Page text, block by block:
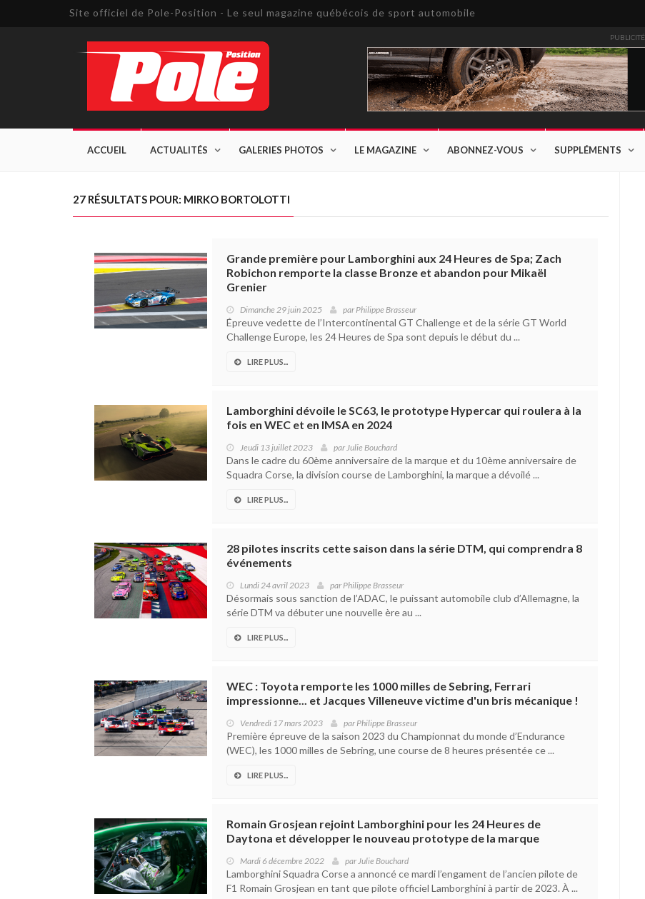
Site officiel de Pole-Position - Le seul magazine québécois de sport automobile
PUBLICITÉ
ACCUEIL ACTUALITÉS GALERIES PHOTOS LE MAGAZINE ABONNEZ-VOUS SUPPLÉMENTS
27 RÉSULTATS POUR: MIRKO BORTOLOTTI
Grande première pour Lamborghini aux 24 Heures de Spa; Zach
Robichon remporte la classe Bronze et abandon pour Mikaël
Grenier
Dimanche 29 juin 2025 parPhilippe Brasseur
Épreuve vedette de l’Intercontinental GT Challenge et de la série GT World
Challenge Europe, les 24 Heures de Spa sont depuis le début du ...
LIRE PLUS...
Lamborghini dévoile le SC63, le prototype Hypercar qui roulera à la
fois en WEC et en IMSA en 2024
Jeudi 13 juillet 2023 parJulie Bouchard
Dans le cadre du 60ème anniversaire de la marque et du 10ème anniversaire de
Squadra Corse, la division course de Lamborghini, la marque a dévoilé ...
LIRE PLUS...
28 pilotes inscrits cette saison dans la série DTM, qui comprendra 8
événements
Lundi 24 avril 2023 parPhilippe Brasseur
Désormais sous sanction de l’ADAC, le puissant automobile club d’Allemagne, la
série DTM va débuter une nouvelle ère au ...
LIRE PLUS...
WEC : Toyota remporte les 1000 milles de Sebring, Ferrari
impressionne... et Jacques Villeneuve victime d'un bris mécanique !
Vendredi 17 mars 2023 parPhilippe Brasseur
Première épreuve de la saison 2023 du Championnat du monde d’Endurance
(WEC), les 1000 milles de Sebring, une course de 8 heures présentée ce ...
LIRE PLUS...
Romain Grosjean rejoint Lamborghini pour les 24 Heures de
Daytona et développer le nouveau prototype de la marque
Mardi 6 décembre 2022 parJulie Bouchard
Lamborghini Squadra Corse a annoncé ce mardi l’engament de l’ancien pilote de
F1 Romain Grosjean en tant que pilote officiel Lamborghini à partir de 2023. À ...